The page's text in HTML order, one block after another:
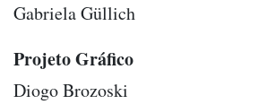
Gabriela Güllich
Projeto Gráfico
Diogo Brozoski